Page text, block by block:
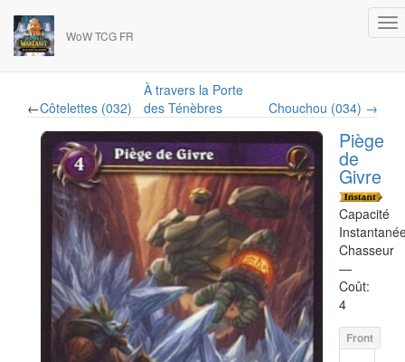
WoW TCG FR
←Côtelettes (032)
À travers la Porte
des Ténèbres
Chouchou (034) →
Piège
de
Givre
Capacité
Chasseur
—
Coût:
4